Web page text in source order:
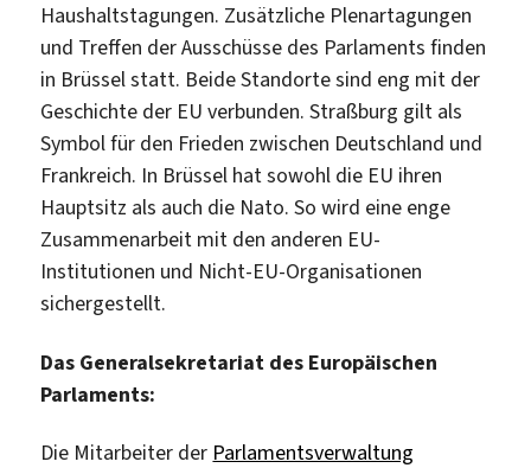
Haushaltstagungen. Zusätzliche Plenartagungen
und Treffen der Ausschüsse des Parlaments finden
in Brüssel statt. Beide Standorte sind eng mit der
Geschichte der EU verbunden. Straßburg gilt als
Symbol für den Frieden zwischen Deutschland und
Frankreich. In Brüssel hat sowohl die EU ihren
Hauptsitz als auch die Nato. So wird eine enge
Zusammenarbeit mit den anderen EU-
Institutionen und Nicht-EU-Organisationen
sichergestellt.
Das Generalsekretariat des Europäischen
Parlaments:
Die Mitarbeiter der Parlamentsverwaltung